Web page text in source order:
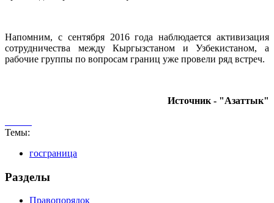
Напомним, с сентября 2016 года наблюдается активизация
сотрудничества между Кыргызстаном и Узбекистаном, а
рабочие группы по вопросам границ уже провели ряд встреч.
Источник - "Азаттык"
Темы:
госграница
Разделы
Правопорядок